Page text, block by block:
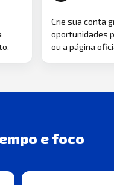
Crie sua conta
oportunidades
ou a página
e foco